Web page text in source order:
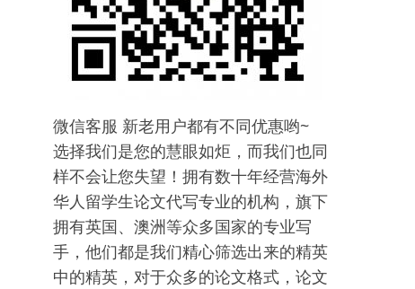
微信客服 新老用户都有不同优惠哟~
选择我们是您的慧眼如炬，而我们也同
样不会让您失望！拥有数十年经营海外
华人留学生论文代写专业的机构，旗下
拥有英国、澳洲等众多国家的专业写
手，他们都是我们精心筛选出来的精英
中的精英，对于众多的论文格式，论文